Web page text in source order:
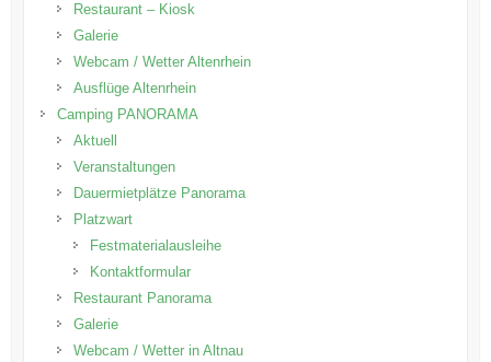
Restaurant – Kiosk
Galerie
Webcam / Wetter Altenrhein
Ausflüge Altenrhein
Camping PANORAMA
Aktuell
Veranstaltungen
Dauermietplätze Panorama
Platzwart
Festmaterialausleihe
Kontaktformular
Restaurant Panorama
Galerie
Webcam / Wetter in Altnau